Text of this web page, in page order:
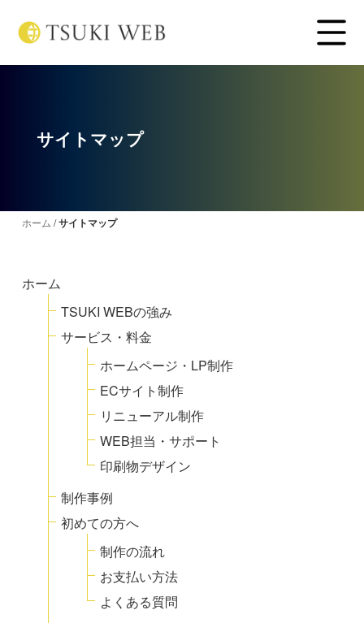
サイトマップ
ホーム /サイトマップ
ホーム
TSUKI WEBの強み
サービス・料金
ホームページ・LP制作
ECサイト制作
リニューアル制作
WEB担当・サポート
印刷物デザイン
制作事例
初めての方へ
制作の流れ
お支払い方法
よくある質問